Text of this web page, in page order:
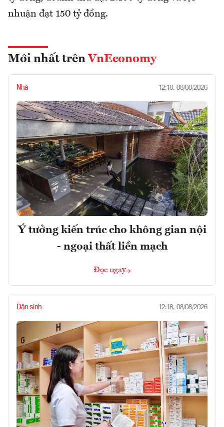
nhuận đạt 150 tỷ đồng.
Mới nhất trên VnEconomy
Nhà 12:18, 08/08/2026
Ý tưởng kiến trúc cho không gian nội
- ngoại thất liền mạch
Đọc ngay
Dân sinh 12:18, 08/08/2026